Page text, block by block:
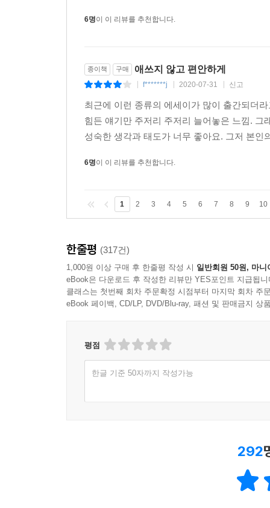
6명이 이 리뷰를 추천합니다.
종이책 구매 애쓰지 않고 편안하게
f*******j 2020-07-31 신고
최근에 이런 종류의 에세이가 많이 출간되더
힘든 얘기만 주저리 주저리 늘어놓은 느낌.
성숙한 생각과 태도가 너무 좋아요. 그저 본
6명이 이 리뷰를 추천합니다.
1 2 3 4 5 6 7 8 9 10
한줄평 (317건)
1,000원 이상 구매 후 한줄평 작성 시 일반회원 50원, 마니
eBook은 다운로드 후 작성한 리뷰만 YES포인트 지급됩니
클래스는 첫번째 회차 주문확정 시점부터 마지막 회차 주
eBook 페이백, CD/LP, DVD/Blu-ray, 패션 및 판매금지 상
평점
한글 기준 50자까지 작성가능
292